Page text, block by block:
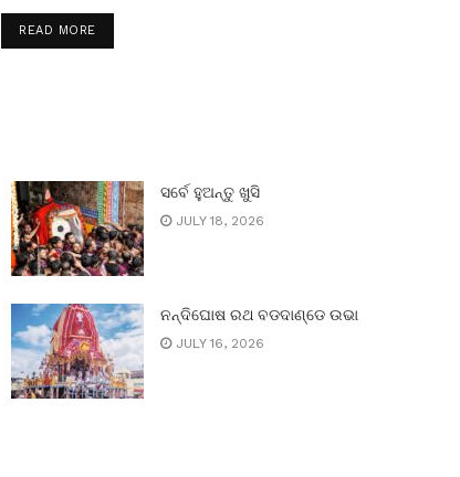
READ MORE
ସର୍ବେ ହୁଅନ୍ତୁ ଖୁସି
JULY 18, 2026
ନନ୍ଦିଘୋଷ ରଥ ବଡଦାଣ୍ଡେ ଉଭା
JULY 16, 2026